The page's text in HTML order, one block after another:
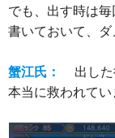
でも、出す時は
書いておいて、
蟹江氏：
出し
本当に救われてい